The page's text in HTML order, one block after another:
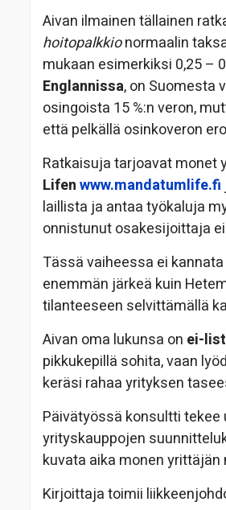
Aivan ilmainen tällainen
hoitopalkkionormaalin
mukaan esimerkiksi 0,25 –
Englannissa, on Suomesta
osingoista 15 %:n veron,
että pelkällä osinkoveron
Ratkaisuja tarjoavat monet
Lifenwww.mandatumlife.fi
laillista ja antaa työkaluja
onnistunut osakesijoittaja
Tässä vaiheessa ei
enemmän järkeä kuin
tilanteeseen selvittämällä
Aivan oma lukunsa on ei-
pikkukepillä sohita, vaan
keräsi rahaa yrityksen
Päivätyössä konsultti
yrityskauppojen
kuvata aika monen
Kirjoittaja toimii